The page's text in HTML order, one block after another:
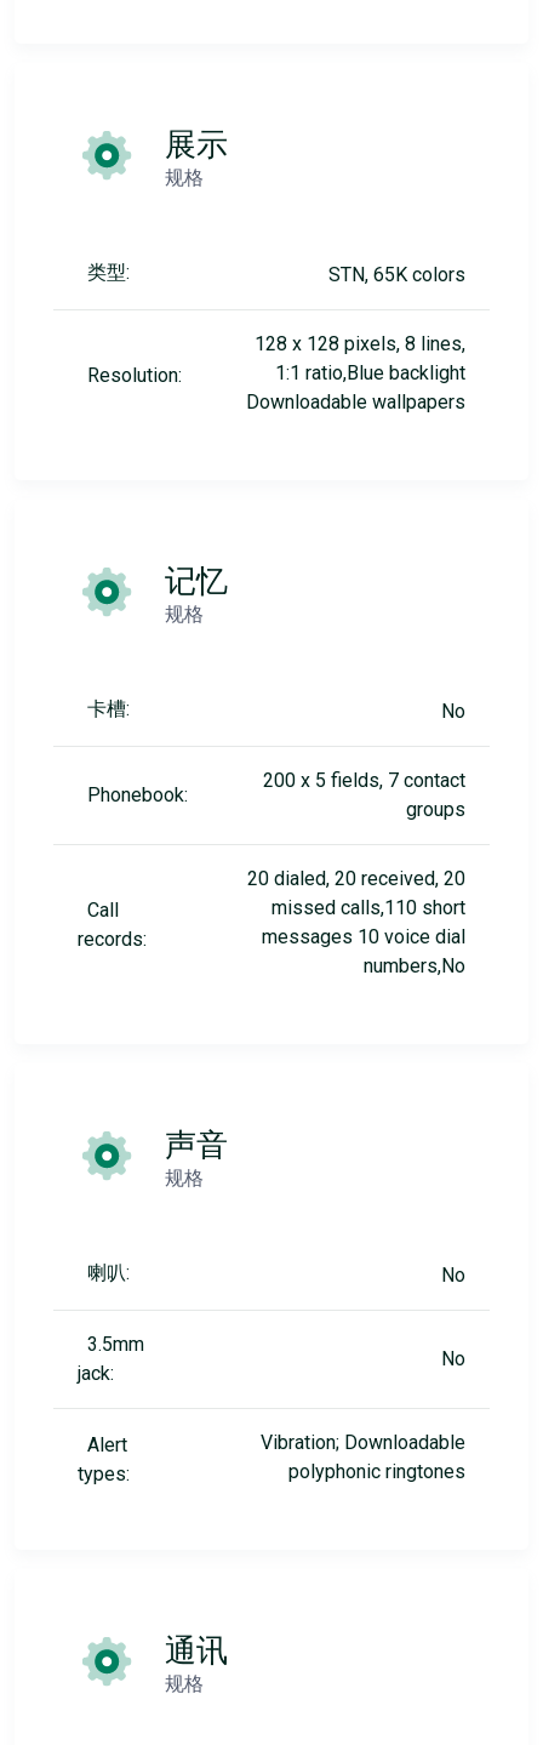
展示
规格
类型: STN, 65K colors
Resolution:
128 x 128 pixels, 8 lines,
1:1 ratio,Blue backlight
Downloadable wallpapers
记忆
规格
卡槽: No
Phonebook:
200 x 5 fields, 7 contact
groups
Call
records:
20 dialed, 20 received, 20
missed calls,110 short
messages 10 voice dial
numbers,No
声音
规格
喇叭: No
3.5mm
jack:
No
Alert
types:
Vibration; Downloadable
polyphonic ringtones
通讯
规格